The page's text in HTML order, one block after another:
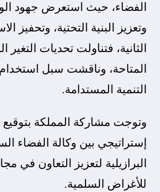
الفضاء، حيث استعرض جهود
وتعزيز البنية التحتية، وتحفيز
الثانية، فتناولت تحديات
المتاحة، وناقشت سبل
التنمية المستدامة.
وتوجت مشاركة المملكة بتوقيع
إستراتيجي بين وكالة الفضاء
البرازيلية لتعزيز التعاون
للأغراض السلمية.